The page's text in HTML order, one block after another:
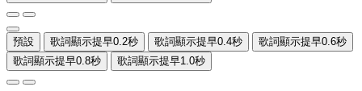
預設 歌詞顯示提早0.2秒 歌詞顯示提早0.4秒
歌詞顯示提早0.6秒
歌詞顯示提早0.8秒
歌詞顯示提早1.0秒